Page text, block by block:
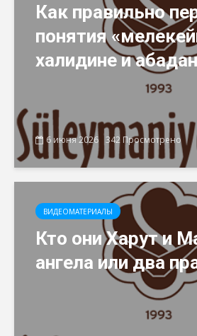
Как правильно
понятия
халидине и
6 июня 2026 342 Просмотрено
ВИДЕОМАТЕРИАЛЫ
Кто они Харут и
ангела или два